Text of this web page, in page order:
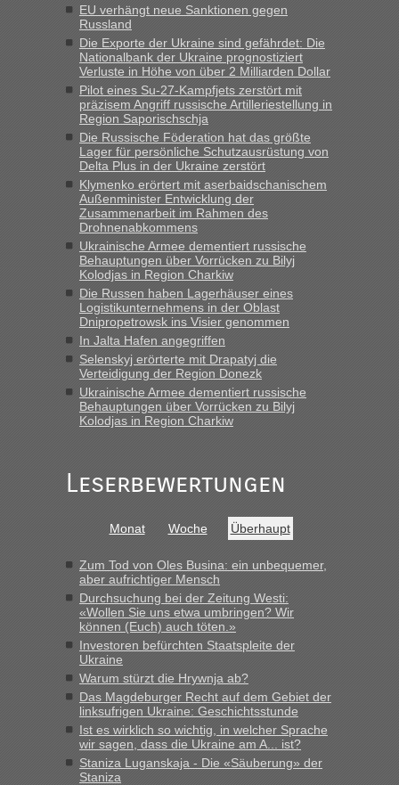
Milliarden aufgedeckt
„Kein Zoll. Du musst an sich nur sagen dass das privat ist
und du nicht damit handeln willst. So lange das nicht
Originalverpackt ist und ersichlich das nicht neu sollte es
keine Probleme geben“
Recht, Visa und Dokumente • Deklaration
gebrauchter Kleidung beim Zoll
„Hallo Leute, ich weiß nicht, ob ich hier richtig bin mit meiner
Anfrage. Ich möchte 4 Umzugskartons mit gebrauchter
Straßen Kleidung bei der Einreise in die Ukraine
mitnehmen. Es ist gebrauchte Kleidung...“
Berichte und Reisetipps • Re: An welchem
Grenzübergang zwischen Polen und der Ukraine geht es am
schnellsten?
„Wir sind mit unserem Wohnmobil, wie geplant am Montag
15.6. in Krakovets rüber. Sehr zeitig los gegen 5 Uhr in der
Früh. Mit sehr sehr wenig Verkehr, super bis zur Grenze. Nur
8 PKW vor der Schranke....“
inBerichte und Reisetipps • Re: An welchem
Grenzübergang zwischen Polen und der Ukraine geht es am
in Krakowez mit dem Kleinbus. Abfertigung ging dann
schnell da auch Passagiere mit EU-Pass dabei waren“
Berichte und Reisetipps • Re: An welchem
Grenzübergang zwischen Polen und der Ukraine geht es am
schnellsten?
„Bin am Montag 15.6.26 um 8 Uhr in Urgyniw ausgereist,
das erste Mal an einem Montagmorgen ca. 15 Fahrzeuge
vor mir, bin sonst der Erste oder Zweite, egal, nach ca 20
Minuten wurde dann die nächste Welle...“
Berichte und Reisetipps • Re: An welchem
Grenzübergang zwischen Polen und der Ukraine geht es am
schnellsten?
„Derzeit, ist es überall sehr voll an den Grenzen Ukraine/
Polen. Zb. Krakovets 100 PKW ca. 10 h Wartezeit. Wollen
Montag rüber, versuchen es sehr früh.“
EU verhängt neue Sanktionen gegen
Russland
Die Exporte der Ukraine sind gefährdet: Die
Nationalbank der Ukraine prognostiziert
Verluste in Höhe von über 2 Milliarden Dollar
Pilot eines Su-27-Kampfjets zerstört mit
präzisem Angriff russische Artilleriestellung in
Region Saporischschja
Die Russische Föderation hat das größte
Lager für persönliche Schutzausrüstung von
Delta Plus in der Ukraine zerstört
Klymenko erörtert mit aserbaidschanischem
Außenminister Entwicklung der
Zusammenarbeit im Rahmen des
Drohnenabkommens
Ukrainische Armee dementiert russische
Behauptungen über Vorrücken zu Bilyj
Kolodjas in Region Charkiw
Die Russen haben Lagerhäuser eines
Logistikunternehmens in der Oblast
Dnipropetrowsk ins Visier genommen
In Jalta Hafen angegriffen
Selenskyj erörterte mit Drapatyj die
Verteidigung der Region Donezk
Ukrainische Armee dementiert russische
Behauptungen über Vorrücken zu Bilyj
Kolodjas in Region Charkiw
Leserbewertungen
Monat Woche Überhaupt
Zum Tod von Oles Busina: ein unbequemer,
aber aufrichtiger Mensch
Durchsuchung bei der Zeitung Westi:
«Wollen Sie uns etwa umbringen? Wir
können (Euch) auch töten.»
Investoren befürchten Staatspleite der
Ukraine
Warum stürzt die Hrywnja ab?
Das Magdeburger Recht auf dem Gebiet der
linksufrigen Ukraine: Geschichtsstunde
Ist es wirklich so wichtig, in welcher Sprache
wir sagen, dass die Ukraine am A... ist?
Staniza Luganskaja - Die «Säuberung» der
Staniza